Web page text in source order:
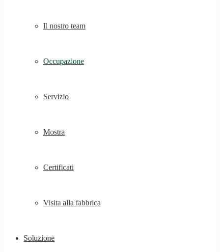
Il nostro team
Occupazione
Servizio
Mostra
Certificati
Visita alla fabbrica
Soluzione